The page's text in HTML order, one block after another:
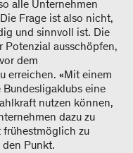
alle Unternehmen
Frage ist also nicht,
und sinnvoll ist. Die
Potenzial ausschöpfen,
dem
erreichen. «Mit einem
eine
nutzen können,
dazu zu
frühestmöglich zu
Punkt.